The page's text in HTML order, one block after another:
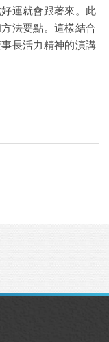
運就會跟著來。此
法要點。這樣結合
長活力精神的演講